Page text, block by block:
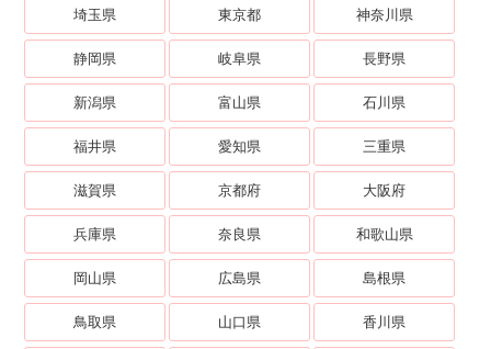
埼玉県 東京都 神奈川県
静岡県 岐阜県 長野県
新潟県 富山県 石川県
福井県 愛知県 三重県
滋賀県 京都府 大阪府
兵庫県 奈良県 和歌山県
岡山県 広島県 島根県
鳥取県 山口県 香川県